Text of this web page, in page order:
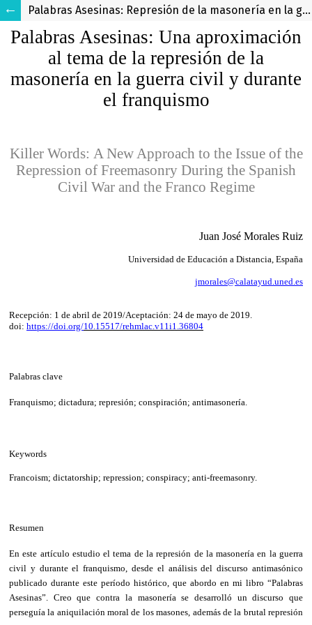
Palabras Asesinas: Represión de la masonería en la guerra civil española y durante el franquismo